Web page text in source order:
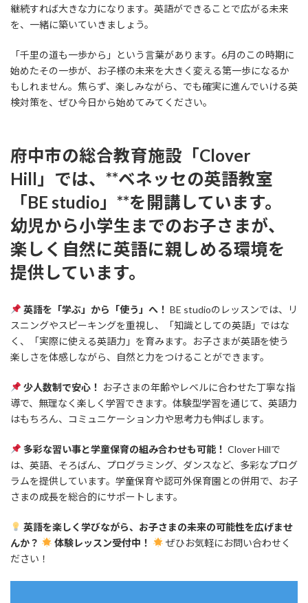
継続すれば大きな力になります。英語ができることで広がる未来
を、一緒に築いていきましょう。
「千里の道も一歩から」という言葉があります。6月のこの時期に
始めたその一歩が、お子様の未来を大きく変える第一歩になるか
もしれません。焦らず、楽しみながら、でも確実に進んでいける英
検対策を、ぜひ今日から始めてみてください。
府中市の総合教育施設「Clover
Hill」では、**ベネッセの英語教室
「BE studio」**を開講しています。​
幼児から小学生までのお子さまが、
楽しく自然に英語に親しめる環境を
提供しています。​
英語を「学ぶ」から「使う」へ！ BE studioのレッスンでは、リ
スニングやスピーキングを重視し、「知識としての英語」ではな
く、「実際に使える英語力」を育みます。​お子さまが英語を使う
楽しさを体感しながら、自然と力をつけることができます。
少人数制で安心！ お子さまの年齢やレベルに合わせた丁寧な指
導で、無理なく楽しく学習できます。​体験型学習を通じて、英語力
はもちろん、コミュニケーション力や思考力も伸ばします。
多彩な習い事と学童保育の組み合わせも可能！ Clover Hillで
は、英語、そろばん、プログラミング、ダンスなど、多彩なプログ
ラムを提供しています。​学童保育や認可外保育園との併用で、お子
さまの成長を総合的にサポートします。 ​
英語を楽しく学びながら、お子さまの未来の可能性を広げませ
んか？
体験レッスン受付中！
ぜひお気軽にお問い合わせく
ださい！